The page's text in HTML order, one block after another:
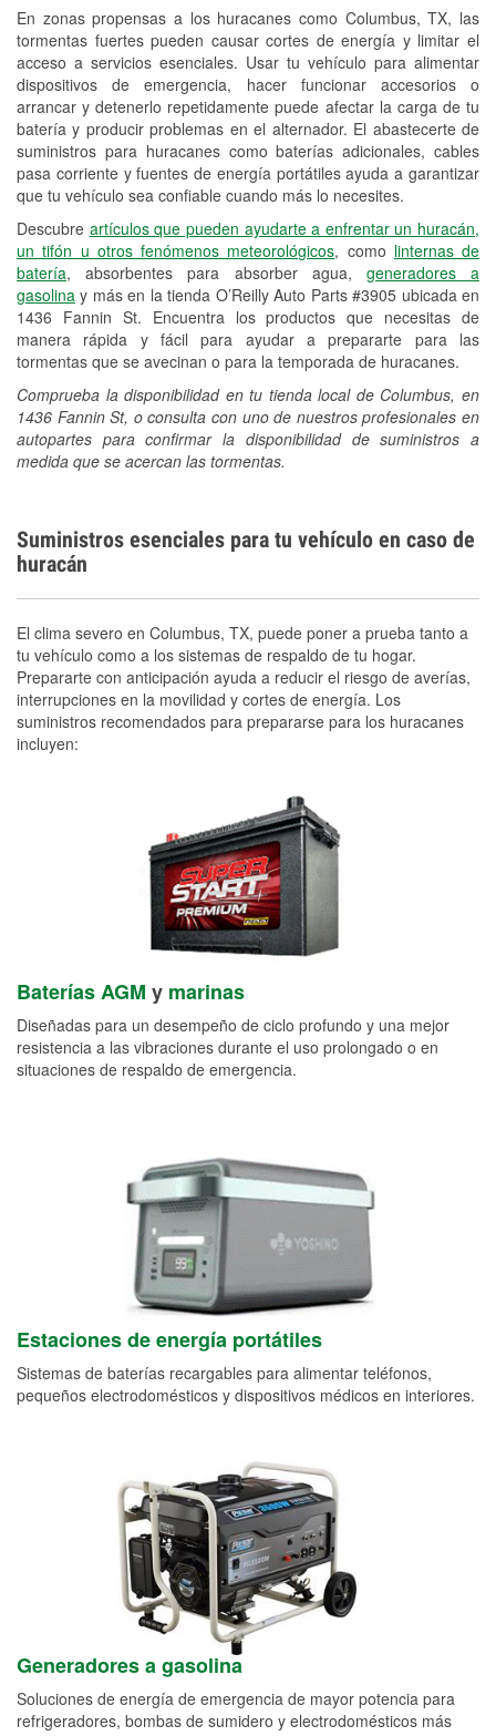
En zonas propensas a los huracanes como Columbus, TX, las
tormentas fuertes pueden causar cortes de energía y limitar el
acceso a servicios esenciales. Usar tu vehículo para alimentar
dispositivos de emergencia, hacer funcionar accesorios o
arrancar y detenerlo repetidamente puede afectar la carga de tu
batería y producir problemas en el alternador. El abastecerte de
suministros para huracanes como baterías adicionales, cables
pasa corriente y fuentes de energía portátiles ayuda a garantizar
que tu vehículo sea confiable cuando más lo necesites.
Descubre artículos que pueden ayudarte a enfrentar un huracán,
un tifón u otros fenómenos meteorológicos, como linternas de
batería, absorbentes para absorber agua, generadores a
gasolina y más en la tienda O’Reilly Auto Parts #3905 ubicada en
1436 Fannin St. Encuentra los productos que necesitas de
manera rápida y fácil para ayudar a prepararte para las
tormentas que se avecinan o para la temporada de huracanes.
Comprueba la disponibilidad en tu tienda local de Columbus, en
1436 Fannin St, o consulta con uno de nuestros profesionales en
autopartes para confirmar la disponibilidad de suministros a
medida que se acercan las tormentas.
freno
Mangueras hidráulicas a la medida
Hurricane Supplies
Tornado Supplies
Conoce más
Suministros esenciales para tu vehículo en caso de
huracán
El clima severo en Columbus, TX, puede poner a prueba tanto a
tu vehículo como a los sistemas de respaldo de tu hogar.
Prepararte con anticipación ayuda a reducir el riesgo de averías,
interrupciones en la movilidad y cortes de energía. Los
suministros recomendados para prepararse para los huracanes
incluyen:
Baterías AGM y marinas
Diseñadas para un desempeño de ciclo profundo y una mejor
resistencia a las vibraciones durante el uso prolongado o en
situaciones de respaldo de emergencia.
Estaciones de energía portátiles
Sistemas de baterías recargables para alimentar teléfonos,
pequeños electrodomésticos y dispositivos médicos en interiores.
Generadores a gasolina
Soluciones de energía de emergencia de mayor potencia para
refrigeradores, bombas de sumidero y electrodomésticos más